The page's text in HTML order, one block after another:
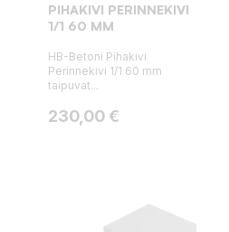
PIHAKIVI PERINNEKIVI
1/1 60 MM
HB-Betoni Pihakivi
Perinnekivi 1/1 60 mm
taipuvat...
Hinta
230,00 €